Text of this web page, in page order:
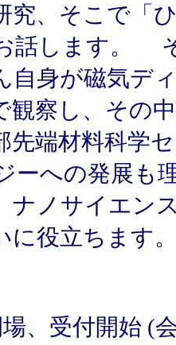
究、そこで「
話します。
自身が磁気デ
観察し、その
先端材料科学
ーへの発展も
ナノサイエン
に役立ちます
、受付開始 (